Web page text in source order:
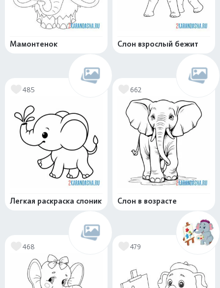
Мамонтенок Слон взрослый бежит
485
Легкая раскраска слоник
662
Слон в возрасте
468 479